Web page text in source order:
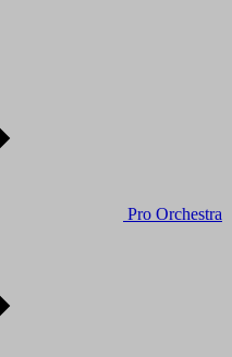
Pro Orchestra